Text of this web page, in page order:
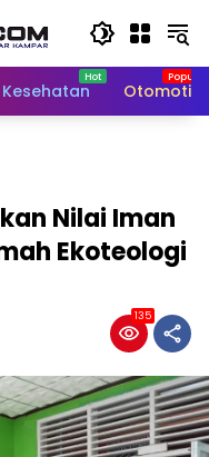
Kesehatan Otomotif
Nilai Iman
Ekoteologi
135